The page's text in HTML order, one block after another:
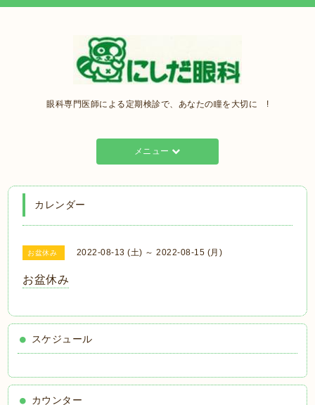
眼科専門医師による定期検診で、あなたの瞳を大切に !
メニュー
カレンダー
お盆休み 2022-08-13 (土) ～ 2022-08-15 (月)
お盆休み
スケジュール
カウンター